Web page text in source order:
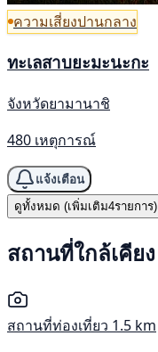
ความเสี่ยงปานกลาง
ทะเลสาบยะมะนะกะ
จังหวัดยามานาชิ
480 เหตุการณ์
แจ้งเตือน
ดูทั้งหมด (เพิ่มเติม4รายการ)
สถานที่ใกล้เคียง
สถานที่ท่องเที่ยว 1.5 km